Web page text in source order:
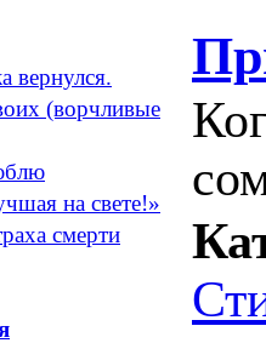
вернулся.
(ворчливые
на свете!»
смерти